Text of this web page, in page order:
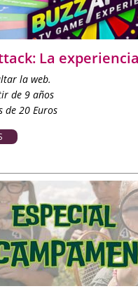
La
la web.
de 9 años
de 20 Euros